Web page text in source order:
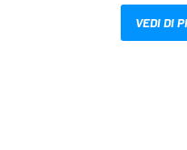
VEDI DI